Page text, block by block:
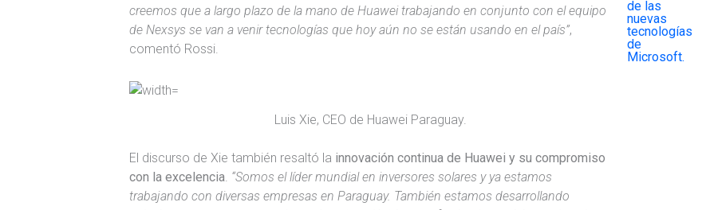
creemos que a largo plazo de la mano de Huawei trabajando en conjunto con el equipo
de Nexsys se van a venir tecnologías que hoy aún no se están usando en el país”,
comentó Rossi.
Luis Xie, CEO de Huawei Paraguay.
El discurso de Xie también resaltó la innovación continua de Huawei y su compromiso
con la excelencia. “Somos el líder mundial en inversores solares y ya estamos
trabajando con diversas empresas en Paraguay. También estamos desarrollando